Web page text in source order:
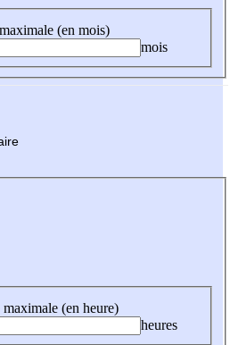
(en mois)
mois
(en heure)
heures